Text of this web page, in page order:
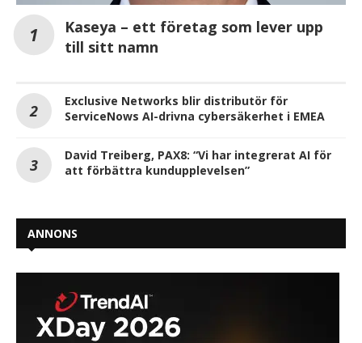
Kaseya – ett företag som lever upp
till sitt namn
Exclusive Networks blir distributör för
ServiceNows AI-drivna cybersäkerhet i EMEA
David Treiberg, PAX8: “Vi har integrerat AI för
att förbättra kundupplevelsen”
ANNONS